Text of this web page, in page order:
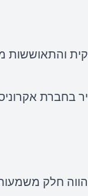
והתאוששות
בחברת
חלק